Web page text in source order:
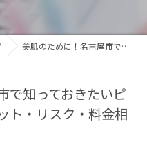
美肌のために！名古屋市で知っておきたいピーリングの効果｜メリット・リスク・料金相場
で知っておきたいピ
ト・リスク・料金相